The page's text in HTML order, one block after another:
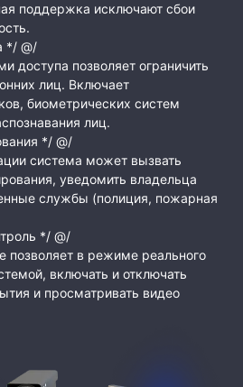
поддержка исключают сбои
*/ @/
доступа позволяет ограничить
лиц. Включает
биометрических систем
лиц.
*/ @/
система может вызвать
уведомить владельца
службы (полиция, пожарная
*/ @/
позволяет в режиме реального
включать и отключать
и просматривать видео